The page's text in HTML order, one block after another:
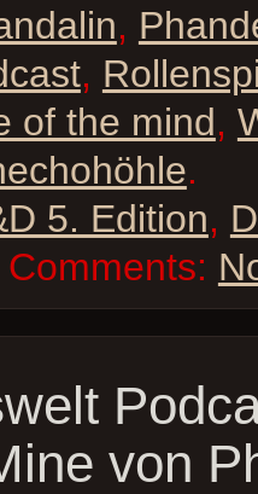
,
,
of the mind,
.
5. Edition,
von